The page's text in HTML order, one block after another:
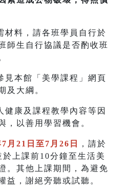
材料，請各班學員自行於
師生自行協議是否酌收班
見本館「美學課程」網頁
及大綱。
康及課程教學內容等因
，以善用學習機會。
月21日至7月26日
，請於
上課前10分鐘至生活美
。其他上課期間，為避免
益，謝絕旁聽或試聽。